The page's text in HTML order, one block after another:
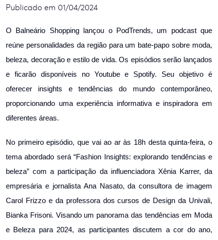
Publicado em 01/04/2024
O Balneário Shopping lançou o PodTrends, um podcast que
reúne personalidades da região para um bate-papo sobre moda,
beleza, decoração e estilo de vida. Os episódios serão lançados
e ficarão disponíveis no Youtube e Spotify. Seu objetivo é
oferecer insights e tendências do mundo contemporâneo,
proporcionando uma experiência informativa e inspiradora em
diferentes áreas.
No primeiro episódio, que vai ao ar às 18h desta quinta-feira, o
tema abordado será “Fashion Insights: explorando tendências e
beleza” com a participação da influenciadora Xênia Karrer, da
empresária e jornalista Ana Nasato, da consultora de imagem
Carol Frizzo e da professora dos cursos de Design da Univali,
Bianka Frisoni. Visando um panorama das tendências em Moda
e Beleza para 2024, as participantes discutem a cor do ano,